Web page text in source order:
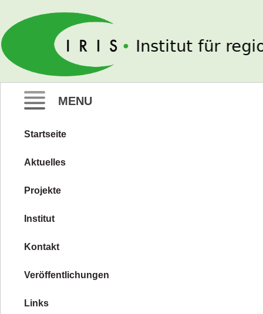
IRIS e. V.
MENU
Zum
springen
Startseite
Aktuelles
Projekte
Institut
Kontakt
Veröffentlichungen
Links